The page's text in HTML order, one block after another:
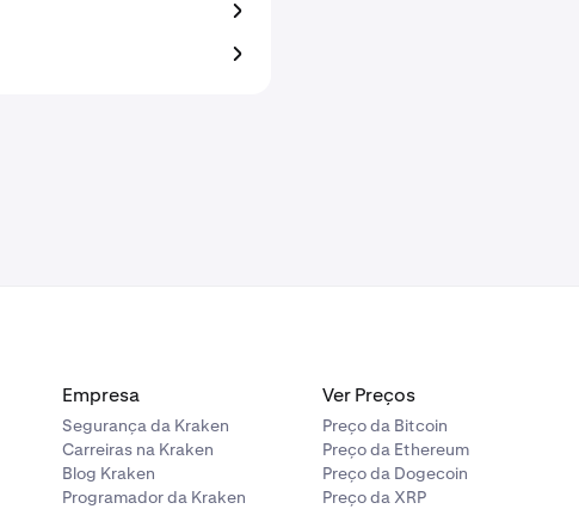
Empresa
Segurança da Kraken
Carreiras na Kraken
Blog Kraken
Programador da Kraken
Ver Preços
Preço da Bitcoin
Preço da Ethereum
Preço da Dogecoin
Preço da XRP